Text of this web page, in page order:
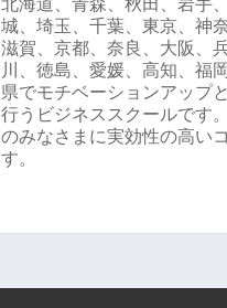
北海道、青森、秋田、岩手
城、埼玉、千葉、東京、神
滋賀、京都、奈良、大阪、
川、徳島、愛媛、高知、福
県でモチベーションアップ
行うビジネススクールです
のみなさまに実効性の高い
す。